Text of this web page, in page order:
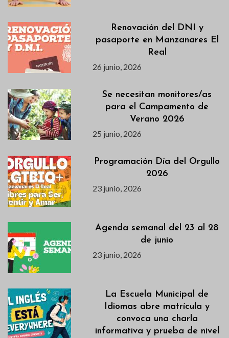
Renovación del DNI y
pasaporte en Manzanares El
Real
26 junio, 2026
Se necesitan monitores/as
para el Campamento de
Verano 2026
25 junio, 2026
Programación Día del Orgullo
2026
23 junio, 2026
Agenda semanal del 23 al 28
de junio
23 junio, 2026
La Escuela Municipal de
Idiomas abre matrícula y
convoca una charla
informativa y prueba de nivel